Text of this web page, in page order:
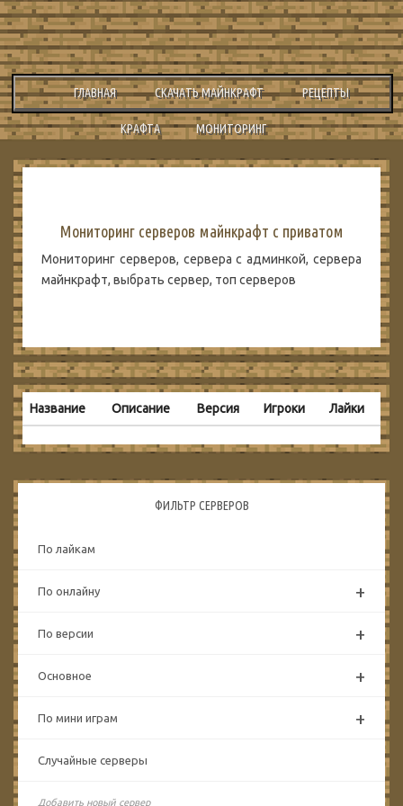
ГЛАВНАЯ СКАЧАТЬ МАЙНКРАФТ РЕЦЕПТЫ
КРАФТА МОНИТОРИНГ
Мониторинг серверов майнкрафт с приватом
Мониторинг серверов, сервера с админкой, сервера
майнкрафт, выбрать сервер, топ серверов
Название Описание Версия Игроки Лайки
ФИЛЬТР СЕРВЕРОВ
По лайкам
По онлайну +
По версии +
Основное +
По мини играм +
Случайные серверы
Добавить новый сервер